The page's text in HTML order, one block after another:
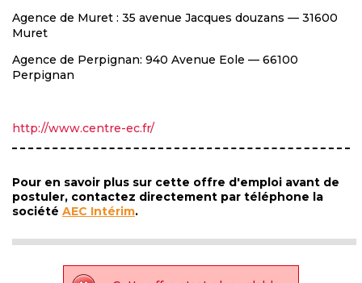
Agence de Muret : 35 avenue Jacques douzans — 31600
Muret
Agence de Perpignan: 940 Avenue Eole — 66100
Perpignan
http://www.centre-ec.fr/
Pour en savoir plus sur cette offre d'emploi avant de
postuler, contactez directement par téléphone la
société AEC Intérim.